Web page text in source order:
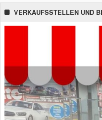
VERKAUFSSTELLEN UND